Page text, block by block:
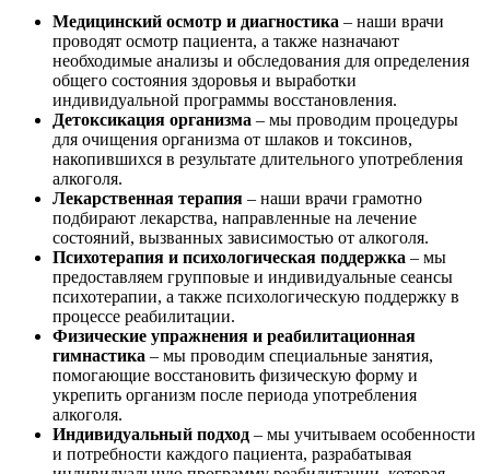
Медицинский осмотр и диагностика – наши врачи
проводят осмотр пациента, а также назначают
необходимые анализы и обследования для определения
общего состояния здоровья и выработки
индивидуальной программы восстановления.
Детоксикация организма – мы проводим процедуры
для очищения организма от шлаков и токсинов,
накопившихся в результате длительного употребления
алкоголя.
Лекарственная терапия – наши врачи грамотно
подбирают лекарства, направленные на лечение
состояний, вызванных зависимостью от алкоголя.
Психотерапия и психологическая поддержка – мы
предоставляем групповые и индивидуальные сеансы
психотерапии, а также психологическую поддержку в
процессе реабилитации.
Физические упражнения и реабилитационная
гимнастика – мы проводим специальные занятия,
помогающие восстановить физическую форму и
укрепить организм после периода употребления
алкоголя.
Индивидуальный подход – мы учитываем особенности
и потребности каждого пациента, разрабатывая